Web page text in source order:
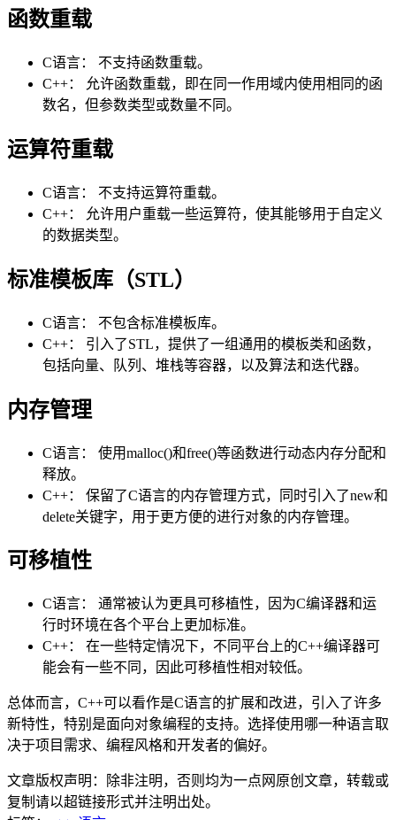
函数重载
C语言： 不支持函数重载。
C++： 允许函数重载，即在同一作用域内使用相同的函
数名，但参数类型或数量不同。
运算符重载
C语言： 不支持运算符重载。
C++： 允许用户重载一些运算符，使其能够用于自定义
的数据类型。
标准模板库（STL）
C语言： 不包含标准模板库。
C++： 引入了STL，提供了一组通用的模板类和函数，
包括向量、队列、堆栈等容器，以及算法和迭代器。
内存管理
C语言： 使用malloc()和free()等函数进行动态内存分配和
释放。
C++： 保留了C语言的内存管理方式，同时引入了new和
delete关键字，用于更方便的进行对象的内存管理。
可移植性
C语言： 通常被认为更具可移植性，因为C编译器和运
行时环境在各个平台上更加标准。
C++： 在一些特定情况下，不同平台上的C++编译器可
能会有一些不同，因此可移植性相对较低。
总体而言，C++可以看作是C语言的扩展和改进，引入了许多
新特性，特别是面向对象编程的支持。选择使用哪一种语言取
决于项目需求、编程风格和开发者的偏好。
文章版权声明：除非注明，否则均为一点网 原创文章，转载或
复制请以超链接形式并注明出处。